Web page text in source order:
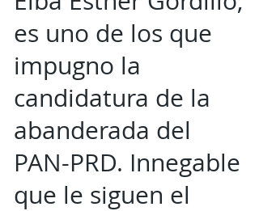
es uno de los que
impugno la
candidatura de la
abanderada del
PAN-PRD. Innegable
que le siguen el